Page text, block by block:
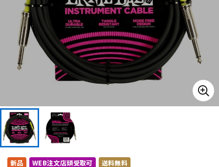
管楽器 その他楽器
アンプ エフェクター
DTM オンライン納品
新品 WEB注文店頭受取可 送料無料